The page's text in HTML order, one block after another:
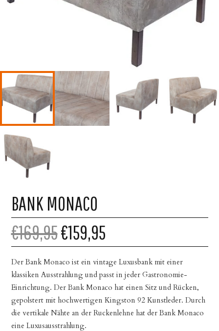
BANK MONACO
€169,95€159,95
Der Bank Monaco ist ein vintage Luxusbank mit einer
klassiken Ausstrahlung und passt in jeder Gastronomie-
Einrichtung. Der Bank Monaco hat einen Sitz und Rücken,
gepolstert mit hochwertigen Kingston 92 Kunstleder. Durch
die vertikale Nähte an der Ruckenlehne hat der Bank Monaco
eine Luxusausstrahlung.